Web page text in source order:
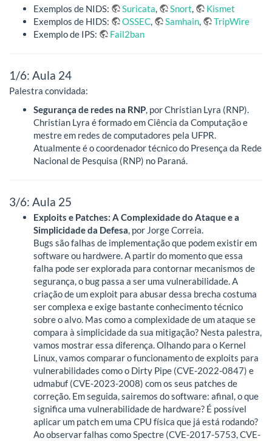
Exemplos de NIDS:
Suricata, Snort,
Kismet
Exemplos de HIDS:
OSSEC, Samhain,
TripWire
Exemplo de IPS:
Fail2ban
1/6: Aula 24
Palestra convidada:
Segurança de redes na RNP, por Christian Lyra (RNP).
Christian Lyra é formado em Ciência da Computação e
mestre em redes de computadores pela UFPR.
Atualmente é o coordenador técnico do Presença da Rede
Nacional de Pesquisa (RNP) no Paraná.
3/6: Aula 25
Exploits e Patches: A Complexidade do Ataque e a
Simplicidade da Defesa, por Jorge Correia.
Bugs são falhas de implementação que podem existir em
software ou hardwere. A partir do momento que essa
falha pode ser explorada para contornar mecanismos de
segurança, o bug passa a ser uma vulnerabilidade. A
criação de um exploit para abusar dessa brecha costuma
ser complexa e exige bastante conhecimento técnico
sobre o alvo. Mas como a complexidade de um ataque se
compara à simplicidade da sua mitigação? Nesta palestra,
vamos mostrar essa diferença. Olhando para o Kernel
Linux, vamos comparar o funcionamento de exploits para
vulnerabilidades como o Dirty Pipe (CVE-2022-0847) e
udmabuf (CVE-2023-2008) com os seus patches de
correção. Em seguida, sairemos do software: afinal, o que
significa uma vulnerabilidade de hardware? É possível
aplicar um patch em uma CPU física que já está rodando?
Ao observar falhas como Spectre (CVE-2017-5753, CVE-